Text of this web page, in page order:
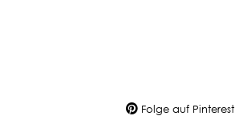
Folge auf Pinterest